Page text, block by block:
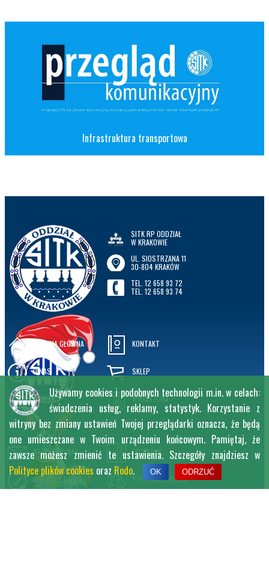
Infrastruktura transportowa
SITK RP ODDZIAŁ
W KRAKOWIE
UL. SIOSTRZANA 11
30-804 KRAKÓW
TEL. 12 658 93 72
TEL. 12 658 93 74
STRONA GŁÓWNA
O NAS
OFERTA
KONTAKT
SKLEP
WYDARZENIA
NAPISZ DO NAS
SPRAWDŹ POCZTĘ
FACEBOOK
POLITYKA COOKIES
Używamy cookies i podobnych technologii m.in. w celach:
świadczenia usług, reklamy, statystyk. Korzystanie z
witryny bez zmiany ustawień Twojej przeglądarki oznacza, że będą
one umieszczane w Twoim urządzeniu końcowym. Pamiętaj, że
zawsze możesz zmienić te ustawienia. Szczegóły znajdziesz w
Polityce plików cookies oraz Rodo. OK ODRZUĆ